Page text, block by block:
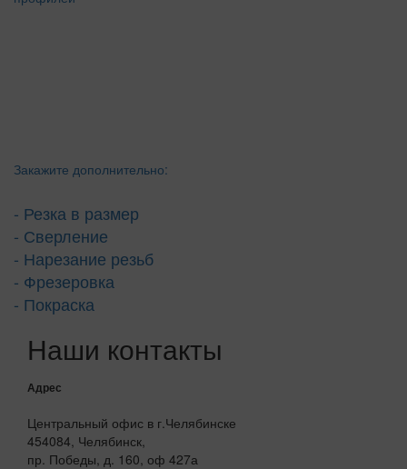
Закажите дополнительно:
- Резка в размер
- Сверление
- Нарезание резьб
- Фрезеровка
- Покраска
Наши контакты
Адрес
Центральный офис в г.Челябинске
454084, Челябинск,
пр. Победы, д. 160, оф 427а